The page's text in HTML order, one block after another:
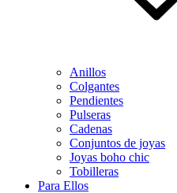
Anillos
Colgantes
Pendientes
Pulseras
Cadenas
Conjuntos de joyas
Joyas boho chic
Tobilleras
Para Ellos